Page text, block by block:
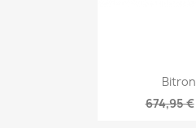
674,95 €